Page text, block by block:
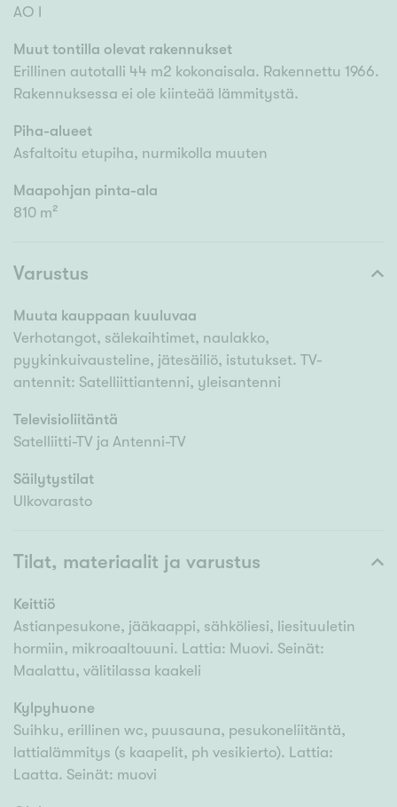
AO I
Muut tontilla olevat rakennukset
Erillinen autotalli 44 m2 kokonaisala. Rakennettu 1966.
Rakennuksessa ei ole kiinteää lämmitystä.
Piha-alueet
Asfaltoitu etupiha, nurmikolla muuten
Maapohjan pinta-ala
810 m²
Varustus
Muuta kauppaan kuuluvaa
Verhotangot, sälekaihtimet, naulakko,
pyykinkuivausteline, jätesäiliö, istutukset. TV-
antennit: Satelliittiantenni, yleisantenni
Televisioliitäntä
Satelliitti-TV ja Antenni-TV
Säilytystilat
Ulkovarasto
Tilat, materiaalit ja varustus
Keittiö
Astianpesukone, jääkaappi, sähköliesi, liesituuletin
hormiin, mikroaaltouuni. Lattia: Muovi. Seinät:
Maalattu, välitilassa kaakeli
Kylpyhuone
Suihku, erillinen wc, puusauna, pesukoneliitäntä,
lattialämmitys (s kaapelit, ph vesikierto). Lattia:
Laatta. Seinät: muovi